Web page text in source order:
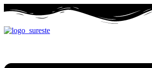
contenido